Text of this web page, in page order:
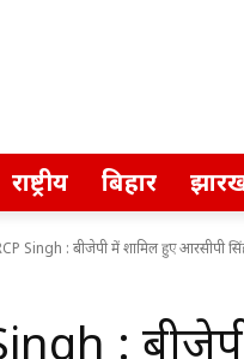
राष्ट्रीय बिहार
Singh : बीजेपी में शामिल हुए आरसीपी
: